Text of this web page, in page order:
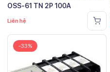
OSS-61 TN 2P 100A
Liên hệ
-33%